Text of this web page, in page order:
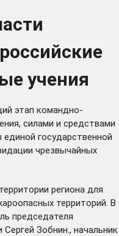
учения
этап командно-
силами и средствами
государственной
чрезвычайных
региона для
территорий. В
председателя
Зобнин., начальник